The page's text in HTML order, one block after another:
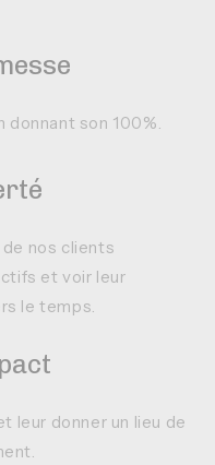
donnant son 100%.
nos clients
et voir leur
le temps.
leur donner un lieu de